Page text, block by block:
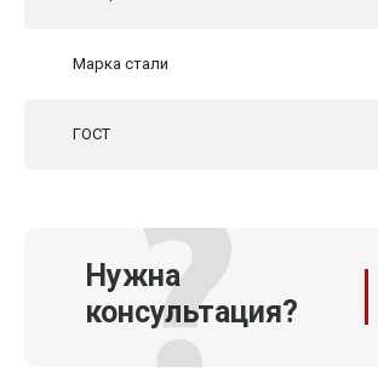
Марка стали
ГОСТ
Нужна
консультация?